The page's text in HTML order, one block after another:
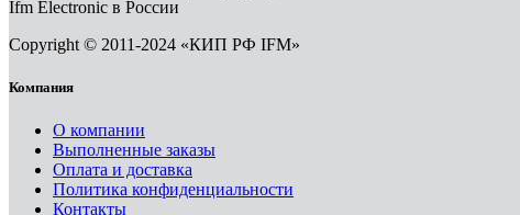
Ifm Electronic в России
Copyright © 2011-2024 «КИП РФ IFM»
Компания
О компании
Выполненные заказы
Оплата и доставка
Политика конфиденциальности
Контакты